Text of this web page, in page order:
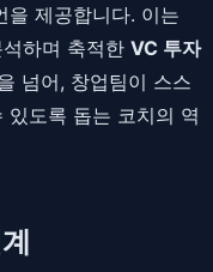
을 제공합니다. 이는
하며 축적한 VC 투자
넘어, 창업팀이 스스
있도록 돕는 코치의 역